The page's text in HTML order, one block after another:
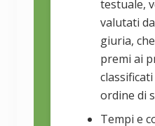
testuale,
valutati
giuria,
premi ai
ordine di
Tempi e